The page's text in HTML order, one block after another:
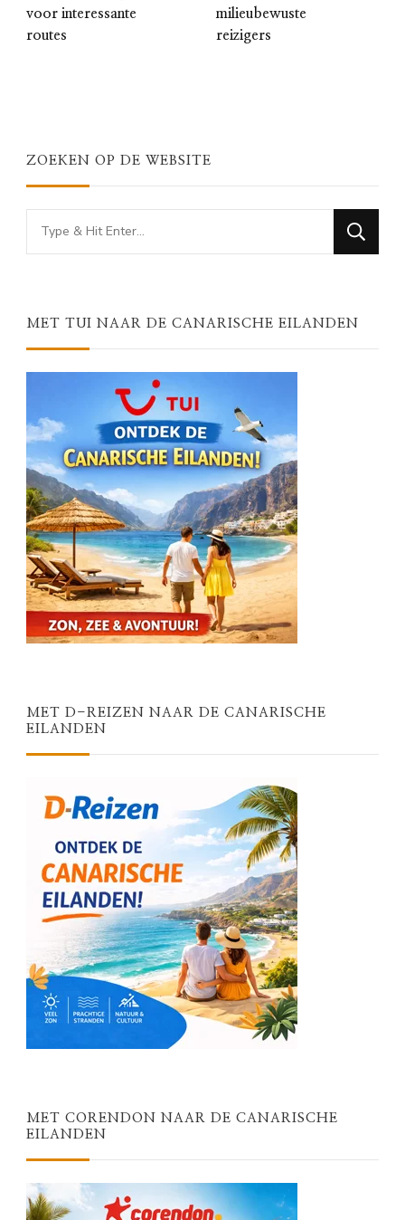
voor interessante
routes
milieubewuste
reizigers
ZOEKEN OP DE WEBSITE
Looking
for
MET TUI NAAR DE CANARISCHE EILANDEN
MET D-REIZEN NAAR DE CANARISCHE
EILANDEN
MET CORENDON NAAR DE CANARISCHE
EILANDEN